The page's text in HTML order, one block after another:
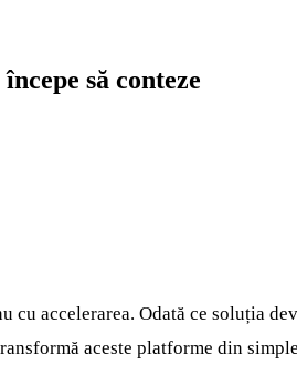
să conteze
accelerarea. Odată ce soluția
aceste platforme din